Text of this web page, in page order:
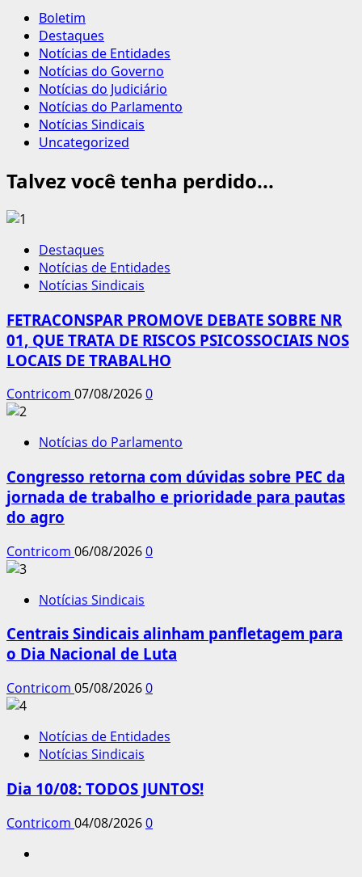
Boletim
Destaques
Notícias de Entidades
Notícias do Governo
Notícias do Judiciário
Notícias do Parlamento
Notícias Sindicais
Uncategorized
Talvez você tenha perdido...
Destaques
Notícias de Entidades
Notícias Sindicais
FETRACONSPAR PROMOVE DEBATE SOBRE NR
01, QUE TRATA DE RISCOS PSICOSSOCIAIS NOS
LOCAIS DE TRABALHO
Contricom 07/08/20260
Notícias do Parlamento
Congresso retorna com dúvidas sobre PEC da
jornada de trabalho e prioridade para pautas
do agro
Contricom 06/08/20260
Notícias Sindicais
Centrais Sindicais alinham panfletagem para
o Dia Nacional de Luta
Contricom 05/08/20260
Notícias de Entidades
Notícias Sindicais
Dia 10/08: TODOS JUNTOS!
Contricom 04/08/20260